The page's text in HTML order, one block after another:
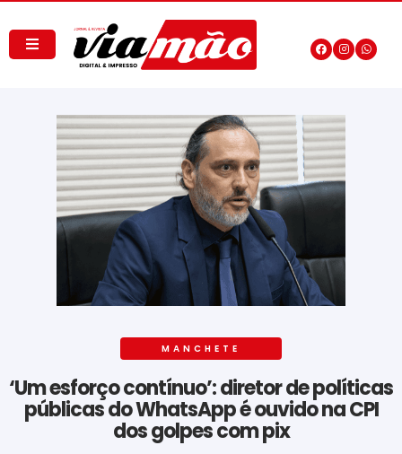
MANCHETE
‘Um esforço contínuo’: diretor de políticas
públicas do WhatsApp é ouvido na CPI
dos golpes com pix